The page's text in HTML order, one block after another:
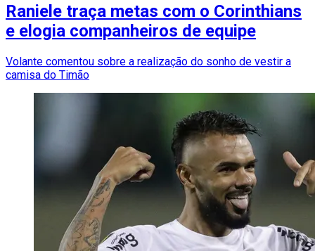
Raniele traça metas com o Corinthians
e elogia companheiros de equipe
Volante comentou sobre a realização do sonho de vestir a
camisa do Timão